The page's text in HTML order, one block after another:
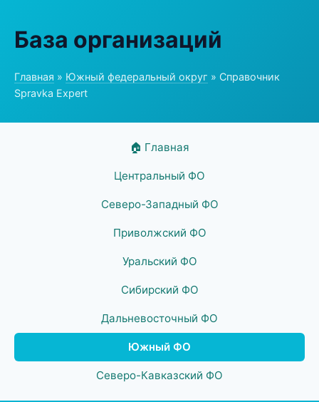
База организаций
Главная » Южный федеральный округ » Справочник
Spravka Expert
🏠 Главная
Центральный ФО
Северо-Западный ФО
Приволжский ФО
Уральский ФО
Сибирский ФО
Дальневосточный ФО
Южный ФО
Северо-Кавказский ФО